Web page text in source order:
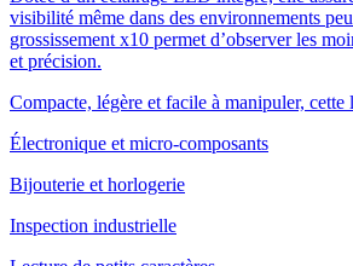
visibilité même dans des environnements
grossissement x10 permet d’observer les
et précision.
Compacte, légère et facile à manipuler, cette
Électronique et micro-composants
Bijouterie et horlogerie
Inspection industrielle